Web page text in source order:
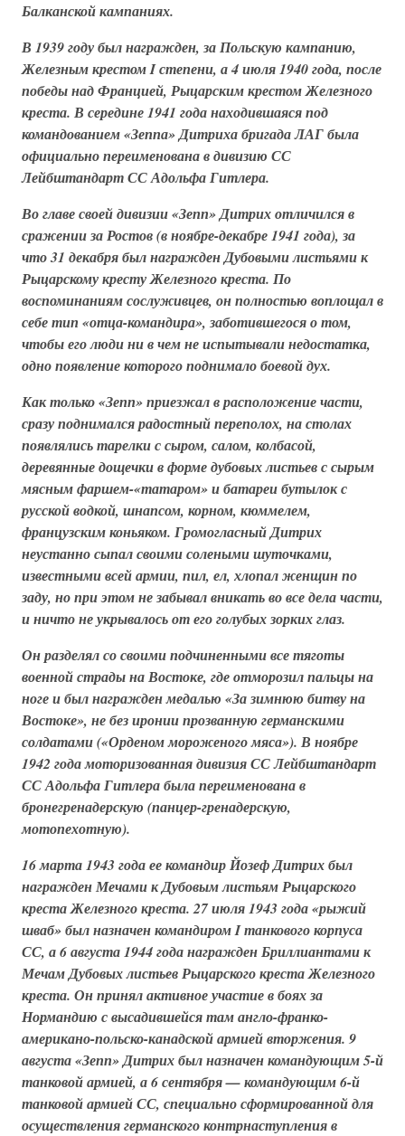
Балканской кампаниях.
В 1939 году был награжден, за Польскую кампанию,
Железным крестом I степени, а 4 июля 1940 года, после
победы над Францией, Рыцарским крестом Железного
креста. В середине 1941 года находившаяся под
командованием «Зеппа» Дитриха бригадаЛАГбыла
официально переименована вдивизию СС
Лейбштандарт СС Адольфа Гитлера.
Во главе своей дивизии «Зепп» Дитрих отличился в
сражении за Ростов (в ноябре-декабре 1941 года), за
что 31 декабря был награжден Дубовыми листьями к
Рыцарскому кресту Железного креста. По
воспоминаниям сослуживцев, он полностью воплощал в
себе тип «отца-командира», заботившегося о том,
чтобы его люди ни в чем не испытывали недостатка,
одно появление которого поднимало боевой дух.
Как только «Зепп» приезжал в расположение части,
сразу поднимался радостный переполох, на столах
появлялись тарелки с сыром, салом, колбасой,
деревянные дощечки в форме дубовых листьев с сырым
мясным фаршем-«татаром»и батареи бутылок с
русской водкой, шнапсом, корном, кюммелем,
французским коньяком. Громогласный Дитрих
неустанно сыпал своими солеными шуточками,
известными всей армии, пил, ел, хлопал женщин по
заду, но при этом не забывал вникать во все дела части,
и ничто не укрывалось от его голубых зорких глаз.
Он разделял со своими подчиненными все тяготы
военной страды на Востоке, где отморозил пальцы на
ноге и был награжден медалью «За зимнюю битву на
Востоке», не без иронии прозванную германскими
солдатами(«Орденом мороженого мяса»). В ноябре
1942 годамоторизованная дивизия ССЛейбштандарт
СС Адольфа Гитлерабыла переименована в
бронегренадерскую (панцер-гренадерскую,
мотопехотную).
16 марта 1943 года ее командир Йозеф Дитрих был
награжден Мечами к Дубовым листьям Рыцарского
креста Железного креста. 27 июля 1943 года«рыжий
шваб»был назначен командиромI танкового корпуса
СС, а 6 августа 1944 года награжден Бриллиантами к
Мечам Дубовых листьев Рыцарского креста Железного
креста. Он принял активное участие в боях за
Нормандию с высадившейся там англо-франко-
американо-польско-канадской армией вторжения. 9
августа «Зепп» Дитрих был назначен командующим5-й
танковой армией, а 6 сентября — командующим6-й
танковой армией СС, специально сформированной для
осуществления германского контрнаступления в